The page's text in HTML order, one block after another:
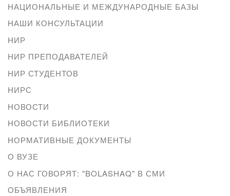
НАЦИОНАЛЬНЫЕ И МЕЖДУНАРОДНЫЕ БАЗЫ
НАШИ КОНСУЛЬТАЦИИ
НИР
НИР ПРЕПОДАВАТЕЛЕЙ
НИР СТУДЕНТОВ
НИРС
НОВОСТИ
НОВОСТИ БИБЛИОТЕКИ
НОРМАТИВНЫЕ ДОКУМЕНТЫ
О ВУЗЕ
О НАС ГОВОРЯТ: "BOLASHAQ" В СМИ
ОБЪЯВЛЕНИЯ